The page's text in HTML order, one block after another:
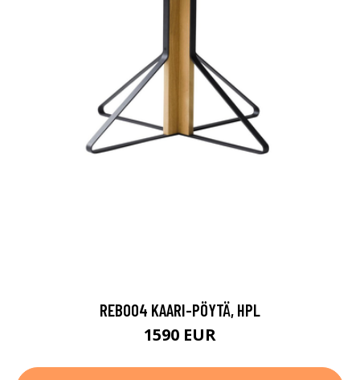
REB004 KAARI-PÖYTÄ, HPL
1590 EUR